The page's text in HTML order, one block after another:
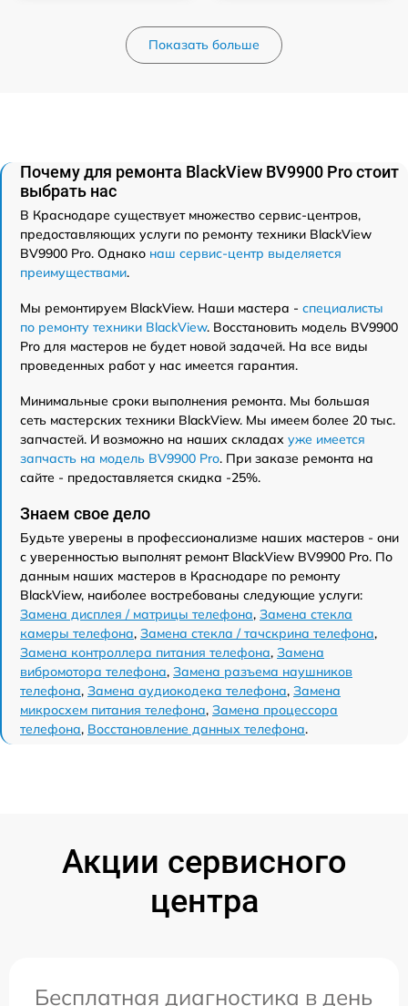
Показать больше
Почему для ремонта BlackView BV9900 Pro стоит
выбрать нас
В Краснодаре существует множество сервис-центров,
предоставляющих услуги по ремонту техники BlackView
BV9900 Pro. Однако наш сервис-центр выделяется
преимуществами.
Мы ремонтируем BlackView. Наши мастера - специалисты
по ремонту техники BlackView. Восстановить модель BV9900
Pro для мастеров не будет новой задачей. На все виды
проведенных работ у нас имеется гарантия.
Минимальные сроки выполнения ремонта. Мы большая
сеть мастерских техники BlackView. Мы имеем более 20 тыс.
запчастей. И возможно на наших складах уже имеется
запчасть на модель BV9900 Pro. При заказе ремонта на
сайте - предоставляется скидка -25%.
Знаем свое дело
Будьте уверены в профессионализме наших мастеров - они
с уверенностью выполнят ремонт BlackView BV9900 Pro. По
данным наших мастеров в Краснодаре по ремонту
BlackView, наиболее востребованы следующие услуги:
Замена дисплея / матрицы телефона, Замена стекла
камеры телефона, Замена стекла / тачскрина телефона,
Замена контроллера питания телефона, Замена
вибромотора телефона, Замена разъема наушников
телефона, Замена аудиокодека телефона, Замена
микросхем питания телефона, Замена процессора
телефона, Восстановление данных телефона.
Акции сервисного
центра
Бесплатная диагностика в день